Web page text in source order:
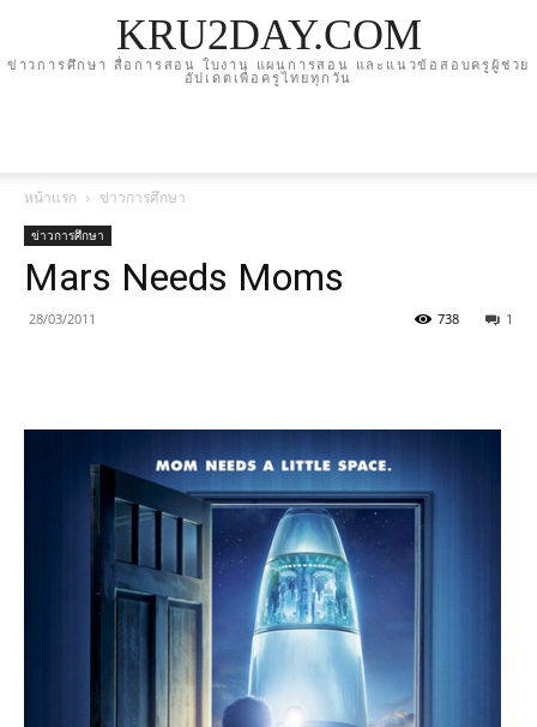
KRU2DAY.COM
ข่าวการศึกษา สื่อการสอน ใบงาน แผนการสอน และแนวข้อสอบครูผู้ช่วย
อัปเดตเพื่อครูไทยทุกวัน
หน้าแรก ข่าวการศึกษา
ข่าวการศึกษา
Mars Needs Moms
28/03/2011 1
738